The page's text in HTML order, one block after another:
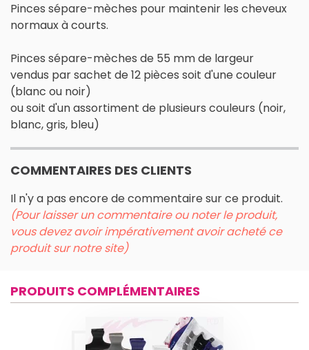
Pinces sépare-mèches pour maintenir les cheveux
normaux à courts.
Pinces sépare-mèches de 55 mm de largeur
vendus par sachet de 12 pièces soit d'une couleur
(blanc ou noir)
ou soit d'un assortiment de plusieurs couleurs (noir,
blanc, gris, bleu)
COMMENTAIRES DES CLIENTS
Il n'y a pas encore de commentaire sur ce produit.
(Pour laisser un commentaire ou noter le produit,
vous devez avoir impérativement avoir acheté ce
produit sur notre site)
PRODUITS COMPLÉMENTAIRES